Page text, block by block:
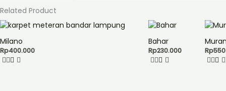
Related Product
Milano
Rp400.000
Produk
ini
memiliki
beberapa
Bahar
Rp230.000
Produk
ini
memiliki
beberapa
Rp
ini